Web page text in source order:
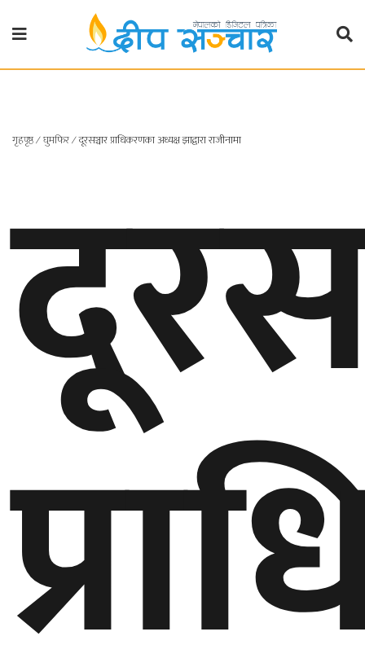
गृहपृष्ठ
प्रदेश
१
बाग्मती
प्रदेश
कर्णाली
प्रदेश
सुदूरपश्चिम
प्रदेश
समाज
गृहपृष्ठ∕घुमफिर∕दूरसञ्चार प्राधिकरणका अध्यक्ष झाद्वारा राजीनामा